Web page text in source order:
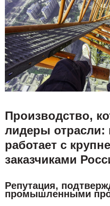
Производство,
лидеры отрасли:
работает с
заказчиками
Репутация,
промышленными